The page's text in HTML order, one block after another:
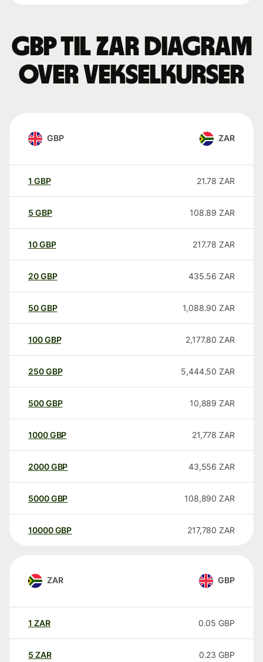
GBP til ZAR Diagram
over vekselkurser
GBP ZAR
1 GBP 21.78 ZAR
5 GBP 108.89 ZAR
10GBP 217.78 ZAR
20GBP 435.56 ZAR
50GBP 1,088.90 ZAR
100GBP 2,177.80 ZAR
250GBP 5,444.50 ZAR
500GBP 10,889 ZAR
1000GBP 21,778 ZAR
2000GBP 43,556 ZAR
5000GBP 108,890 ZAR
10000 GBP 217,780 ZAR
ZAR GBP
1 ZAR 0.05 GBP
5 ZAR 0.23 GBP